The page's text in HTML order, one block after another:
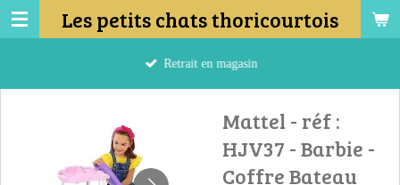
Passer
au
Les petits chats thoricourtois
Retrait en magasin
Mattel - réf :
HJV37 - Barbie -
Coffre Bateau